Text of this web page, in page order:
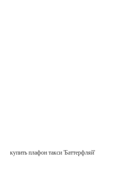
купить плафон такси 'Баттерфляй'